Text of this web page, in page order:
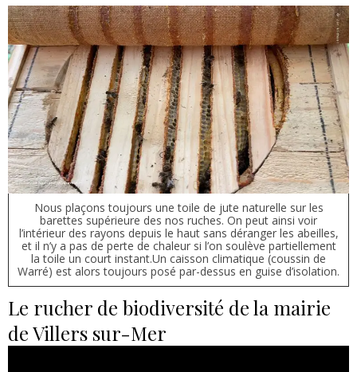
Nous plaçons toujours une toile de jute naturelle sur les
barettes supérieure des nos ruches. On peut ainsi voir
l’intérieur des rayons depuis le haut sans déranger les abeilles,
et il n’y a pas de perte de chaleur si l’on soulève partiellement
la toile un court instant.Un caisson climatique (coussin de
Warré) est alors toujours posé par-dessus en guise d’isolation.
Le rucher de biodiversité de la mairie
de Villers sur-Mer